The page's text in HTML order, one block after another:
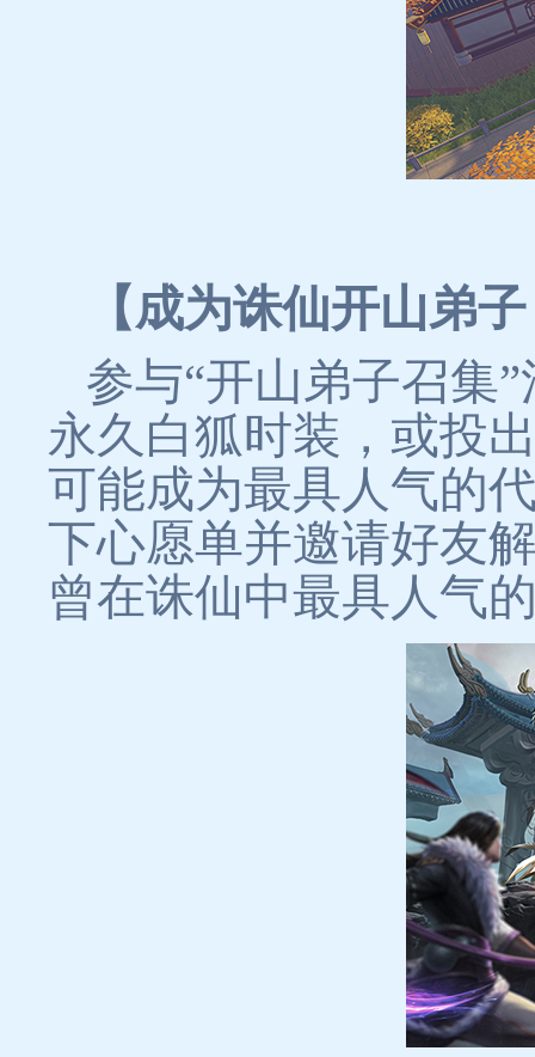
【成为诛仙开山弟
参与“开山弟子召集
永久白狐时装，或投
可能成为最具人气的
下心愿单并邀请好友
曾在诛仙中最具人气